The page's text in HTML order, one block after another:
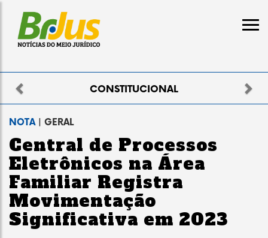
ELEITORAL
Previous
NOTA| GERAL
Central de Processos
Eletrônicos na Área
Familiar Registra
Movimentação
Significativa em 2023